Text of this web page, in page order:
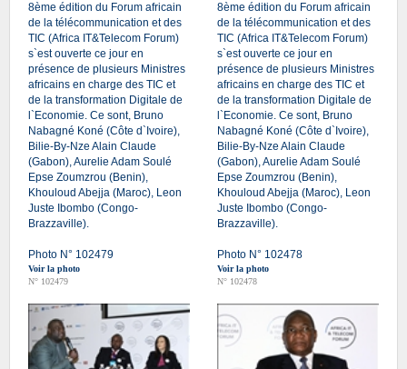
8ème édition du Forum africain
de la télécommunication et des
TIC (Africa IT&Telecom Forum)
s`est ouverte ce jour en
présence de plusieurs Ministres
africains en charge des TIC et
de la transformation Digitale de
l`Economie. Ce sont, Bruno
Nabagné Koné (Côte d`Ivoire),
Bilie-By-Nze Alain Claude
(Gabon), Aurelie Adam Soulé
Epse Zoumzrou (Benin),
Khouloud Abejja (Maroc), Leon
Juste Ibombo (Congo-
Brazzaville).
Photo N° 102479
Voir la photo
N° 102479
8ème édition du Forum africain
de la télécommunication et des
TIC (Africa IT&Telecom Forum)
s`est ouverte ce jour en
présence de plusieurs Ministres
africains en charge des TIC et
de la transformation Digitale de
l`Economie. Ce sont, Bruno
Nabagné Koné (Côte d`Ivoire),
Bilie-By-Nze Alain Claude
(Gabon), Aurelie Adam Soulé
Epse Zoumzrou (Benin),
Khouloud Abejja (Maroc), Leon
Juste Ibombo (Congo-
Brazzaville).
Photo N° 102478
Voir la photo
N° 102478